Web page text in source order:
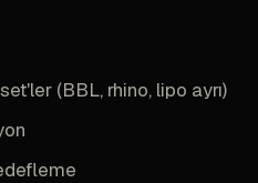
(BBL, rhino, lipo ayrı)